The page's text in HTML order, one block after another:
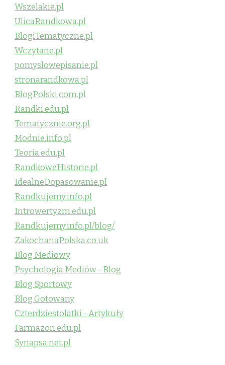
Wszelakie.pl
UlicaRandkowa.pl
BlogiTematyczne.pl
Wczytane.pl
pomyslowepisanie.pl
stronarandkowa.pl
BlogPolski.com.pl
Randki.edu.pl
Tematycznie.org.pl
Modnie.info.pl
Teoria.edu.pl
RandkoweHistorie.pl
IdealneDopasowanie.pl
Randkujemy.info.pl
Introwertyzm.edu.pl
Randkujemy.info.pl/blog/
ZakochanaPolska.co.uk
Blog Mediowy
Psychologia Mediów - Blog
Blog Sportowy
Blog Gotowany
Czterdziestolatki - Artykuły
Farmazon.edu.pl
Synapsa.net.pl